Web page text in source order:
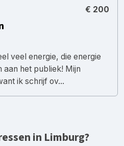
€ 200
veel energie, die energie
aan het publiek! Mijn
ik schrijf ov...
in Limburg?